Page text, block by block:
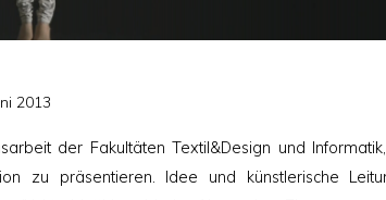
2013
der Fakultäten Textil&Design und
zu präsentieren. Idee und künstlerische